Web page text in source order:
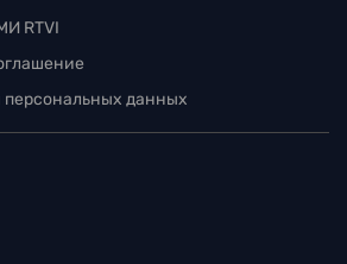
RTVI
персональных данных